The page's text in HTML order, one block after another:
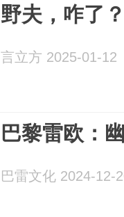
野夫，咋了
言立方 2025-01-12
巴黎雷欧：
巴雷文化 2024-12-